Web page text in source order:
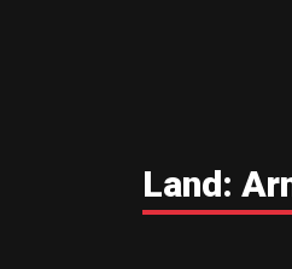
Land: